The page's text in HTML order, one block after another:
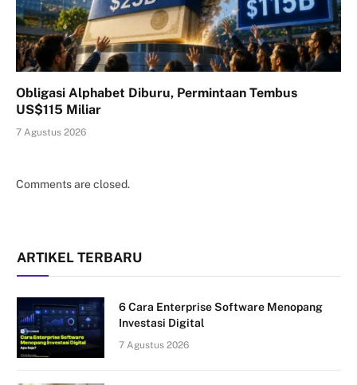
Obligasi Alphabet Diburu, Permintaan Tembus
US$115 Miliar
7 Agustus 2026
Comments are closed.
ARTIKEL TERBARU
6 Cara Enterprise Software Menopang
Investasi Digital
7 Agustus 2026